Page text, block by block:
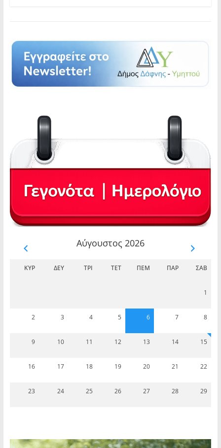
Αύγουστος 2026
ΚΥΡ ΔΕΥ ΤΡΊ ΤΕΤ ΠΈΜ ΠΑΡ ΣΆΒ
1
2 3 4 5 6 7 8
9 10 11 12 13 14 15
16 17 18 19 20 21 22
23 24 25 26 27 28 29